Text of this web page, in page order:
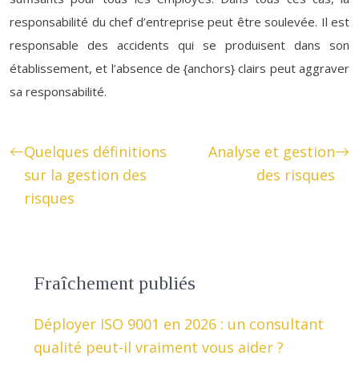
responsabilité du chef d’entreprise peut être soulevée. Il est
responsable des accidents qui se produisent dans son
établissement, et l’absence de {anchors} clairs peut aggraver
sa responsabilité.
Quelques définitions
sur la gestion des
risques
Analyse et gestion
des risques
Fraîchement publiés
Déployer ISO 9001 en 2026 : un consultant
qualité peut-il vraiment vous aider ?